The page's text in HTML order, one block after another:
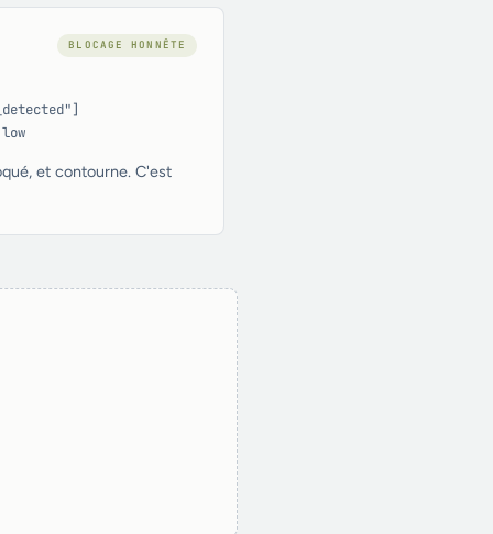
BLOCAGE HONNÊTE
et contourne. C'est